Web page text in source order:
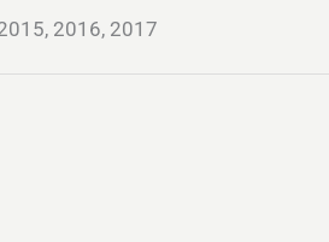
2016, 2017